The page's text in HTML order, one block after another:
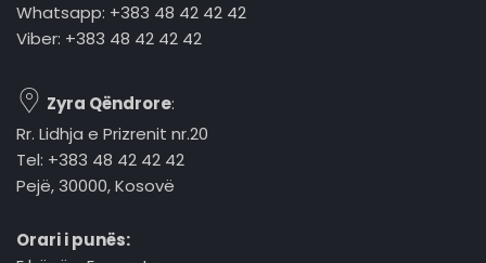
Whatsapp: +383 48 42 42 42
Viber: +383 48 42 42 42
Zyra Qëndrore:
Rr. Lidhja e Prizrenit nr.20
Tel: +383 48 42 42 42
Pejë, 30000, Kosovë
Orari i punës: